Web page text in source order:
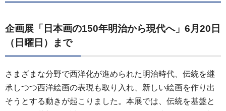
企画展「日本画の150年明治から現代へ」6月20日
（日曜日）まで
さまざまな分野で西洋化が進められた明治時代、伝統を継
承しつつ西洋絵画の表現も取り入れ、新しい絵画を作り出
そうとする動きが起こりました。本展では、伝統を基盤と